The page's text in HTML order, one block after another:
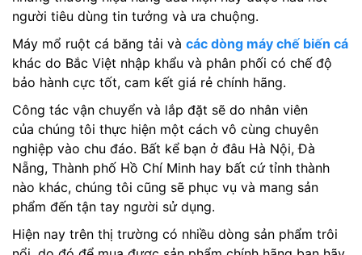
người tiêu dùng tin tưởng và ưa chuộng.
Máy mổ ruột cá băng tải và các dòng máy chế biến cá
khác do Bắc Việt nhập khẩu và phân phối có chế độ
bảo hành cực tốt, cam kết giá rẻ chính hãng.
Công tác vận chuyển và lắp đặt sẽ do nhân viên
của chúng tôi thực hiện một cách vô cùng chuyên
nghiệp vào chu đáo. Bất kể bạn ở đâu Hà Nội, Đà
Nẵng, Thành phố Hồ Chí Minh hay bất cứ tỉnh thành
nào khác, chúng tôi cũng sẽ phục vụ và mang sản
phẩm đến tận tay người sử dụng.
Hiện nay trên thị trường có nhiều dòng sản phẩm trôi